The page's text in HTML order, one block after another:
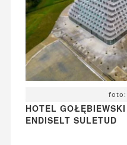
foto:
HOTEL
ENDISELT SULETUD